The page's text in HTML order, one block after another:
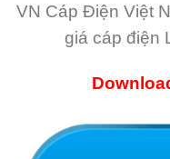
VN Cáp Điện Việt
giá cáp điện